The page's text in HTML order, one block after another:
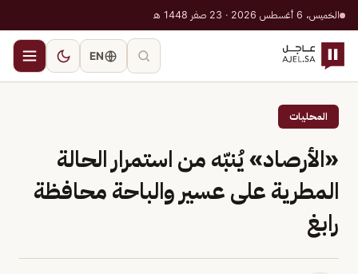
الخميس، 6 أغسطس 2026 · 23 صفر 1448 هـ
EN
المحليات
«الأرصاد» يُنبّه من استمرار الحالة
المطرية على عسير والباحة محافظة
رابغ